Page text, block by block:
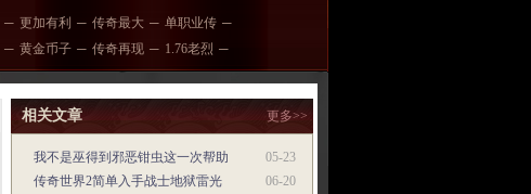
─ 更加有利 ─ 传奇最大 ─ 单职业传 ─
─ 黄金币子 ─ 传奇再现 ─ 1.76老烈 ─
相关文章 更多>>
05-23
我不是巫得到邪恶钳虫这一次帮助
06-20
传奇世界2简单入手战士地狱雷光